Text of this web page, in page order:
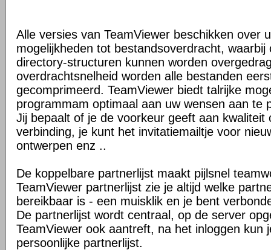
Alle versies van TeamViewer beschikken over
mogelijkheden tot bestandsoverdracht, waarbij
directory-structuren kunnen worden
overdrachtsnelheid worden alle bestanden
gecomprimeerd. TeamViewer biedt talrijke
programmam optimaal aan uw wensen aan te
Jij bepaalt of je de voorkeur geeft aan kwaliteit
verbinding, je kunt het invitatiemailtje voor
ontwerpen enz ..
De koppelbare partnerlijst maakt pijlsnel
TeamViewer partnerlijst zie je altijd welke
bereikbaar is - een muisklik en je bent
De partnerlijst wordt centraal, op de server
TeamViewer ook aantreft, na het inloggen kun
persoonlijke partnerlijst.